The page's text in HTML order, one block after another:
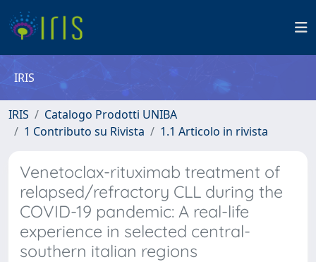
IRIS
IRIS
Catalogo Prodotti UNIBA
1 Contributo su Rivista
1.1 Articolo in rivista
Venetoclax-rituximab treatment of
relapsed/refractory CLL during the
COVID-19 pandemic: A real-life
experience in selected central-
southern italian regions